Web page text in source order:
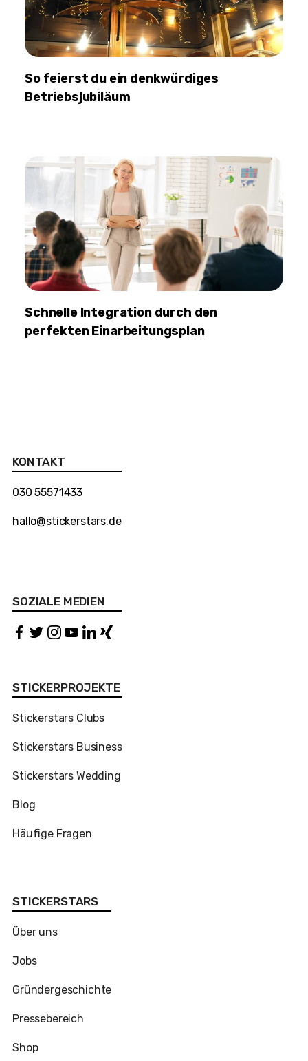
So feierst du ein denkwürdiges
Betriebsjubiläum
Schnelle Integration durch den
perfekten Einarbeitungsplan
KONTAKT
030 55571433
hallo@stickerstars.de
SOZIALE MEDIEN
STICKERPROJEKTE
Stickerstars Clubs
Stickerstars Business
Stickerstars Wedding
Blog
Häufige Fragen
STICKERSTARS
Über uns
Jobs
Gründergeschichte
Pressebereich
Shop